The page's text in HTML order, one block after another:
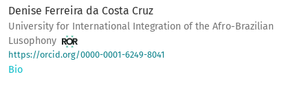
Denise Ferreira da Costa Cruz
University for International Integration of the Afro-Brazilian
Lusophony
https://orcid.org/0000-0001-6249-8041
Bio